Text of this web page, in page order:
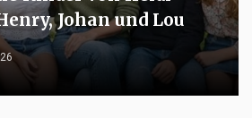
Johan und Lou